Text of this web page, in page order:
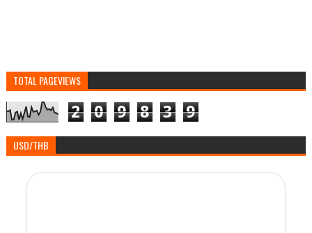
TOTAL PAGEVIEWS
2 0 9 8 3 9
USD/THB